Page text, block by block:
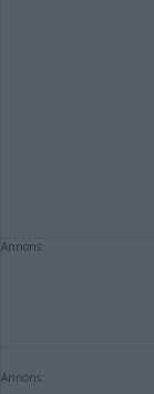
Annons:
Annons: